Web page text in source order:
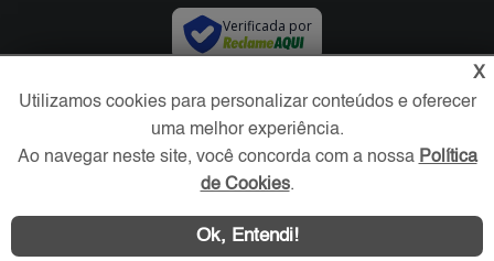
Verificada por
Redes Sociais
X
Utilizamos cookies para personalizar conteúdos e oferecer
uma melhor experiência.
Ao navegar neste site, você concorda com a nossa Política
de Cookies.
Ok, Entendi!